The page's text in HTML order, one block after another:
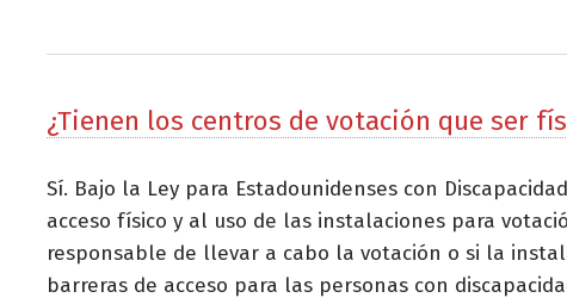
¿Tienen los centros de votación que ser
Sí. Bajo la Ley para Estadounidenses con
acceso físico y al uso de las instalaciones para
responsable de llevar a cabo la votación o si la
barreras de acceso para las personas con